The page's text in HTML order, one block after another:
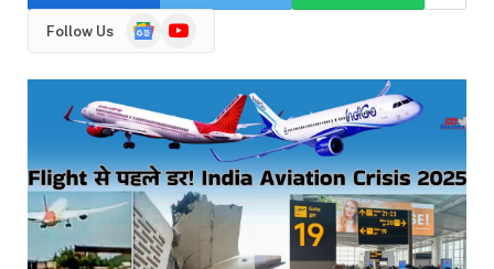
Follow Us
GoogleYouTube